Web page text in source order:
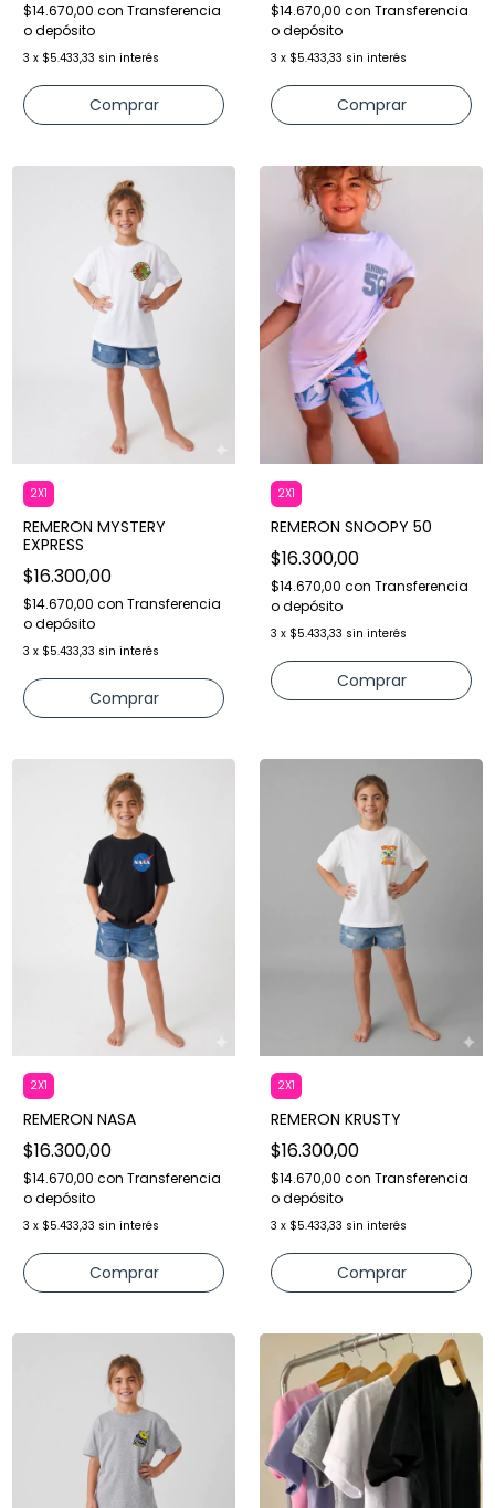
$14.670,00 con Transferencia
o depósito
3 x $5.433,33 sin interés
Comprar
$14.670,00 con Transferencia
o depósito
3 x $5.433,33 sin interés
Comprar
2X1
REMERON MYSTERY
EXPRESS
$16.300,00
$14.670,00 con Transferencia
o depósito
3 x $5.433,33 sin interés
Comprar
2X1
REMERON SNOOPY 50
$16.300,00
$14.670,00 con Transferencia
o depósito
3 x $5.433,33 sin interés
Comprar
2X1
REMERON NASA
$16.300,00
$14.670,00 con Transferencia
o depósito
3 x $5.433,33 sin interés
Comprar
2X1
REMERON KRUSTY
$16.300,00
$14.670,00 con Transferencia
o depósito
3 x $5.433,33 sin interés
Comprar